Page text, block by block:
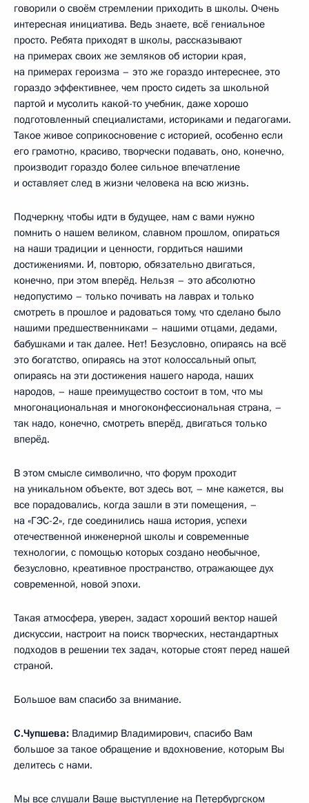
говорили о своём стремлении приходить в школы. Очень
интересная инициатива. Ведь знаете, всё гениальное
просто. Ребята приходят в школы, рассказывают
на примерах своих же земляков об истории края,
на примерах героизма – это же гораздо интереснее, это
гораздо эффективнее, чем просто сидеть за школьной
партой и мусолить какой-то учебник, даже хорошо
подготовленный специалистами, историками и педагогами.
Такое живое соприкосновение с историей, особенно если
его грамотно, красиво, творчески подавать, оно, конечно,
производит гораздо более сильное впечатление
и оставляет след в жизни человека на всю жизнь.
Подчеркну, чтобы идти в будущее, нам с вами нужно
помнить о нашем великом, славном прошлом, опираться
на наши традиции и ценности, гордиться нашими
достижениями. И, повторю, обязательно двигаться,
конечно, при этом вперёд. Нельзя – это абсолютно
недопустимо – только почивать на лаврах и только
смотреть в прошлое и радоваться тому, что сделано было
нашими предшественниками – нашими отцами, дедами,
бабушками и так далее. Нет! Безусловно, опираясь на всё
это богатство, опираясь на этот колоссальный опыт,
опираясь на эти достижения нашего народа, наших
народов, – наше преимущество состоит в том, что мы
многонациональная и многоконфессиональная страна, –
так надо, конечно, смотреть вперёд, двигаться только
вперёд.
В этом смысле символично, что форум проходит
на уникальном объекте, вот здесь вот, – мне кажется, вы
все порадовались, когда зашли в эти помещения, –
на «ГЭС-2», где соединились наша история, успехи
отечественной инженерной школы и современные
технологии, с помощью которых создано необычное,
безусловно, креативное пространство, отражающее дух
современной, новой эпохи.
Такая атмосфера, уверен, задаст хороший вектор нашей
дискуссии, настроит на поиск творческих, нестандартных
подходов в решении тех задач, которые стоят перед нашей
страной.
Большое вам спасибо за внимание.
С.Чупшева: Владимир Владимирович, спасибо Вам
большое за такое обращение и вдохновение, которым Вы
делитесь с нами.
Мы все слушали Ваше выступление на Петербургском